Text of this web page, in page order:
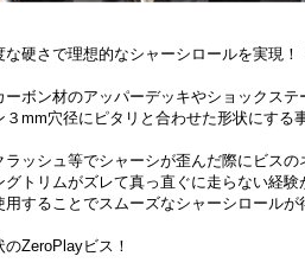
硬さで理想的なシャーシロールを実現！
ボン材のアッパーデッキやショックス
３mm穴径にピタリと合わせた形状にす
ラッシュ等でシャーシが歪んだ際にビス
トリムがズレて真っ直ぐに走らない経験
することでスムーズなシャーシロールが
ZeroPlayビス！